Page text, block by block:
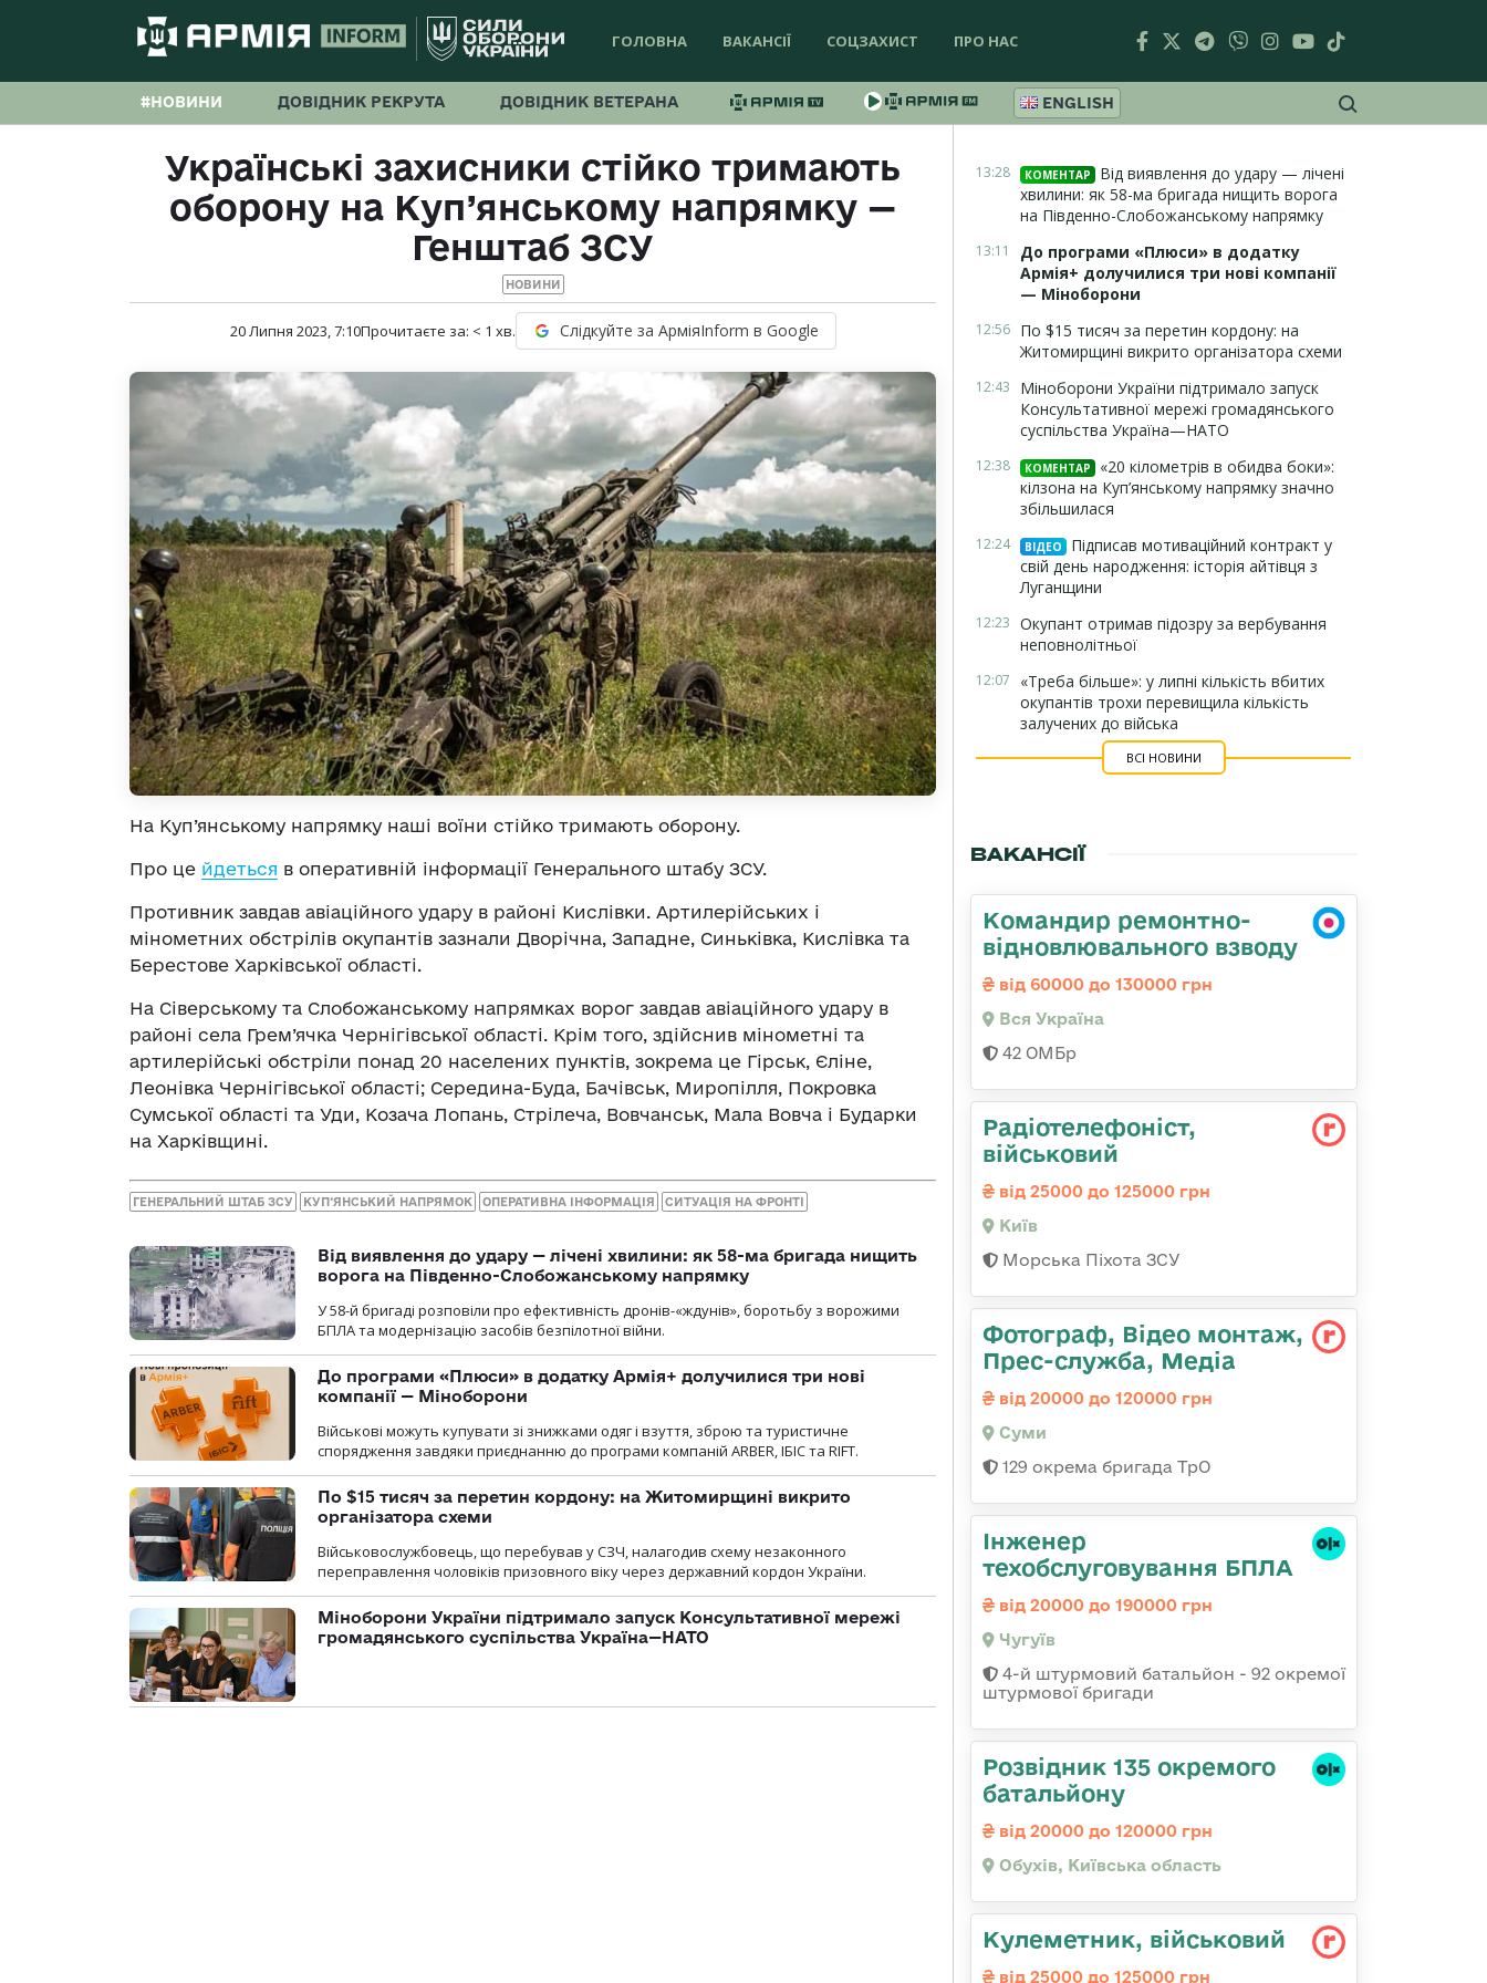
ГОЛОВНА ВАКАНСІЇ СОЦЗАХИСТ ПРО НАС
#НОВИНИ ДОВІДНИК РЕКРУТА ДОВІДНИК ВЕТЕРАНА ENGLISH
Українські захисники стійко тримають
оборону на Куп’янському напрямку —
Генштаб ЗСУ
НОВИНИ
20 Липня 2023, 7:10Прочитаєте за: < 1 хв. Слідкуйте за АрміяInform в Google
На Куп’янському напрямку наші воїни стійко тримають оборону.
Про це йдеться в оперативній інформації Генерального штабу ЗСУ.
Противник завдав авіаційного удару в районі Кислівки. Артилерійських і
мінометних обстрілів окупантів зазнали Дворічна, Западне, Синьківка, Кислівка та
Берестове Харківської області.
На Сіверському та Слобожанському напрямках ворог завдав авіаційного удару в
районі села Грем’ячка Чернігівської області. Крім того, здійснив мінометні та
артилерійські обстріли понад 20 населених пунктів, зокрема це Гірськ, Єліне,
Леонівка Чернігівської області; Середина-Буда, Бачівськ, Миропілля, Покровка
Сумської області та Уди, Козача Лопань, Стрілеча, Вовчанськ, Мала Вовча і Бударки
на Харківщині.
ГЕНЕРАЛЬНИЙ ШТАБ ЗСУ КУП‘ЯНСЬКИЙ НАПРЯМОК ОПЕРАТИВНА ІНФОРМАЦІЯ СИТУАЦІЯ НА ФРОНТІ
Від виявлення до удару — лічені хвилини: як 58-ма бригада нищить
ворога на Південно-Слобожанському напрямку
У 58-й бригаді розповіли про ефективність дронів-«ждунів», боротьбу з ворожими
БПЛА та модернізацію засобів безпілотної війни.
До програми «Плюси» в додатку Армія+ долучилися три нові
компанії — Міноборони
Військові можуть купувати зі знижками одяг і взуття, зброю та туристичне
спорядження завдяки приєднанню до програми компаній ARBER, ІБІС та RIFT.
По $15 тисяч за перетин кордону: на Житомирщині викрито
організатора схеми
Військовослужбовець, що перебував у СЗЧ, налагодив схему незаконного
переправлення чоловіків призовного віку через державний кордон України.
Міноборони України підтримало запуск Консультативної мережі
громадянського суспільства Україна—НАТО
13:28 КОМЕНТАР
Від виявлення до удару — лічені
хвилини: як 58-ма бригада нищить ворога
на Південно-Слобожанському напрямку
13:11
До програми «Плюси» в додатку
Армія+ долучилися три нові компанії
— Міноборони
12:56 По $15 тисяч за перетин кордону: на
Житомирщині викрито організатора схеми
12:43
Міноборони України підтримало запуск
Консультативної мережі громадянського
суспільства Україна—НАТО
12:38 КОМЕНТАР
«20 кілометрів в обидва боки»:
кілзона на Куп’янському напрямку значно
збільшилася
12:24 ВІДЕО
Підписав мотиваційний контракт у
свій день народження: історія айтівця з
Луганщини
12:23 Окупант отримав підозру за вербування
неповнолітньої
12:07
«Треба більше»: у липні кількість вбитих
окупантів трохи перевищила кількість
залучених до війська
ВСІ НОВИНИ
ВАКАНСІЇ
Командир ремонтно-
відновлювального взводу
від 60000 до 130000 грн
Вся Україна
42 ОМБр
Радіотелефоніст,
військовий
від 25000 до 125000 грн
Київ
Морська Піхота ЗСУ
Фотограф, Відео монтаж,
Прес-служба, Медіа
від 20000 до 120000 грн
Суми
129 окрема бригада ТрО
Інженер
техобслуговування БПЛА
від 20000 до 190000 грн
Чугуїв
4-й штурмовий батальйон - 92 окремої
штурмової бригади
Розвідник 135 окремого
батальйону
від 20000 до 120000 грн
Обухів, Київська область
Кулеметник, військовий
від 25000 до 125000 грн